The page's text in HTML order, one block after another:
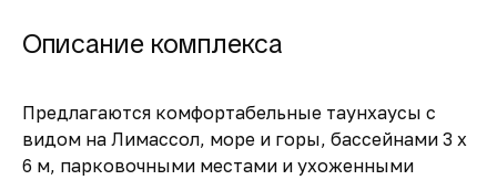
Описание комплекса
Предлагаются комфортабельные таунхаусы с
видом на Лимассол, море и горы, бассейнами 3 х
6 м, парковочными местами и ухоженными